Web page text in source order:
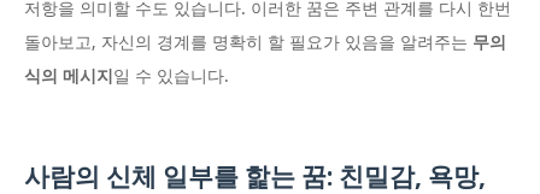
저항을 의미할 수도 있습니다. 이러한 꿈은 주변 관계를 다시 한번
돌아보고, 자신의 경계를 명확히 할 필요가 있음을 알려주는 무의
식의 메시지 일 수 있습니다.
사람의 신체 일부를 핥는 꿈: 친밀감, 욕망,